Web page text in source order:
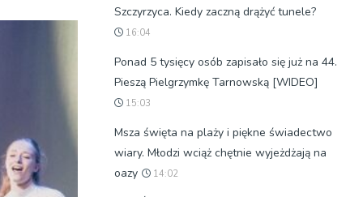
Szczyrzyca. Kiedy zaczną drążyć tunele?
16:04
Ponad 5 tysięcy osób zapisało się już na 44.
Pieszą Pielgrzymkę Tarnowską [WIDEO]
15:03
Msza święta na plaży i piękne świadectwo
wiary. Młodzi wciąż chętnie wyjeżdżają na
oazy
14:02